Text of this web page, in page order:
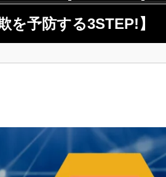
予防する3STEP!】